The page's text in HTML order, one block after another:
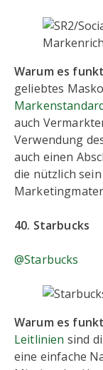
Warum es
geliebtes
auch
Verwendung
auch einen
die nützlich
40. Starbucks
@Starbucks
Warum es
Leitlinien sind
eine einfache